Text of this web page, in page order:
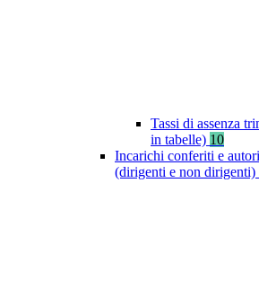
Tassi di assenza
in tabelle) 10
Incarichi conferiti e
(dirigenti e non dirigenti)